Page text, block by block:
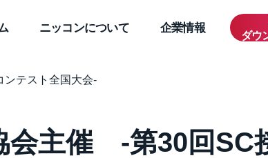
ニッコンについて 企業情報
ダウ
テスト全国大会-
会主催 -第30回SC